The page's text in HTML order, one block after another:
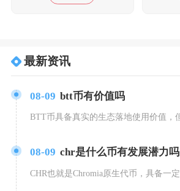
最新资讯
08-09 btt币有价值吗
08-09 chr是什么币有发展潜力吗